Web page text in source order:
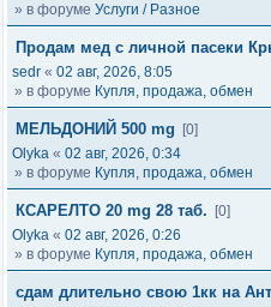
» в форуме Услуги / Разное
Продам мед с личной пасеки
sedr « 02 авг, 2026, 8:05
» в форуме Купля, продажа, обмен
МЕЛЬДОНИЙ 500 mg
[0]
Olyka « 02 авг, 2026, 0:34
» в форуме Купля, продажа, обмен
КСАРЕЛТО 20 mg 28 таб.
[0]
Olyka « 02 авг, 2026, 0:26
» в форуме Купля, продажа, обмен
сдам длительно свою 1кк на